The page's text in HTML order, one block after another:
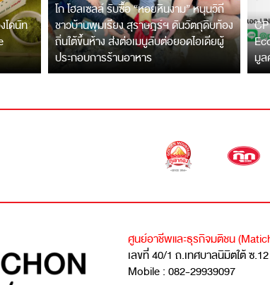
โดนัท
โก โฮลเซลล์ รับซื้อ “หอยหินงาม” หนุนวิถี
ชาวบ้านพุมเรียง สุราษฎร์ฯ ดันวัตถุดิบท้อง
ถิ่นใต้ขึ้นห้าง ส่งต่อเมนูลับต่อยอดไอเดียผู้
ประกอบการร้านอาหาร
มูล
ศูนย์อาชีพและธุรกิจมติชน
เลขที่ 40/1 ถ.เทศบาลนิมิตใต้ ซ
Mobile : 082-29939097